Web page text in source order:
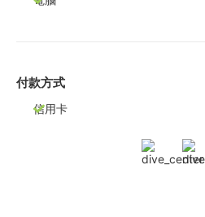
付款方式
信用卡